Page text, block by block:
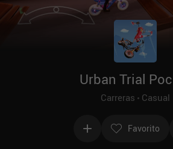
Urban Trial
Carreras Casual
Favorito